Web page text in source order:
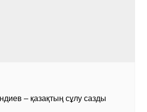
– қазақтың сұлу сазды